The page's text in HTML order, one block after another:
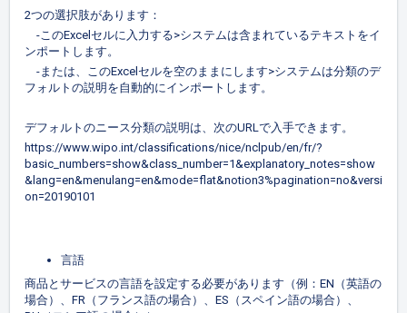
2つの選択肢があります：
-このExcelセルに入力する>システムは含まれているテキストをイ
ンポートします。
-または、このExcelセルを空のままにします>システムは分類のデ
フォルトの説明を自動的にインポートします。
デフォルトのニース分類の説明は、次のURLで入手できます。
https://www.wipo.int/classifications/nice/nclpub/en/fr/?
basic_numbers=show&class_number=1&explanatory_notes=show
&lang=en&menulang=en&mode=flat&notion3%pagination=no&versi
on=20190101
言語
商品とサービスの言語を設定する必要があります（例：EN（英語の
場合）、FR（フランス語の場合）、ES（スペイン語の場合）、